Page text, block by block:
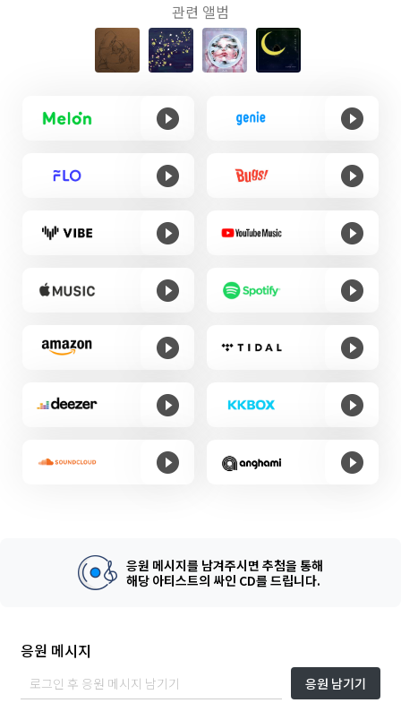
관련 앨범
응원 메시지를 남겨주시면 추첨을 통해
해당 아티스트의 싸인 CD를 드립니다.
응원 메시지
응원 남기기